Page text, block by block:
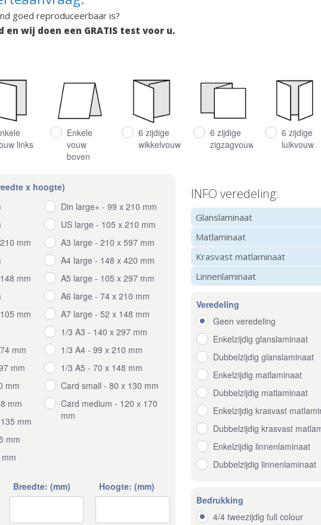
goed reproduceerbaar is?
en wij doen een GRATIS test voor u.
links
Enkele
vouw
boven
6 zijdige
wikkelvouw
6 zijdige
zigzagvouw
6 zijdige
luikvouw
x hoogte)
mm
mm
mm
mm
mm
mm
mm
mm
mm
Din large+ - 99 x 210 mm
US large - 105 x 210 mm
A3 large - 210 x 597 mm
A4 large - 148 x 420 mm
A5 large - 105 x 297 mm
A6 large - 74 x 210 mm
A7 large - 52 x 148 mm
1/3 A3 - 140 x 297 mm
1/3 A4 - 99 x 210 mm
1/3 A5 - 70 x 148 mm
Card small - 80 x 130 mm
Card medium - 120 x 170
mm
Breedte: (mm) Hoogte: (mm)
INFO veredeling:
Glanslaminaat
Matlaminaat
Krasvast matlaminaat
Linnenlaminaat
Veredeling
Geen veredeling
Enkelzijdig glanslaminaat
Dubbelzijdig glanslaminaat
Enkelzijdig matlaminaat
Dubbelzijdig matlaminaat
Enkelzijdig krasvast
Dubbelzijdig krasvast
Enkelzijdig linnenlaminaat
Dubbelzijdig linnenlaminaat
Bedrukking
4/4 tweezijdig full colour